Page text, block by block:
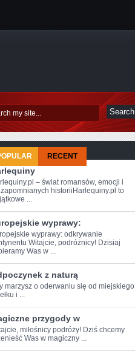
RECENT
– świat romansów, emocji i
historiiHarlequiny.pl to
...
wyprawy:
wyprawy: ⁣odkrywanie
Witajcie, podróżnicy! Dzisiaj
Was w ...
z naturą
marzysz o oderwaniu ​się od miejskiego
i ...
przygody w
miłośnicy ​podróży! Dziś chcemy⁢
Was w magiczny ...